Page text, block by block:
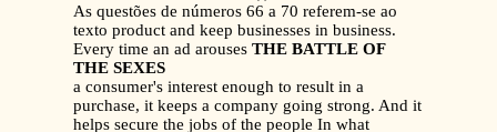
As questões de números 66 a 70 referem-se ao
texto product and keep businesses in business.
Every time an ad arouses THE BATTLE OF
THE SEXES
a consumer's interest enough to result in a
purchase, it keeps a company going strong. And it
helps secure the jobs of the people In what